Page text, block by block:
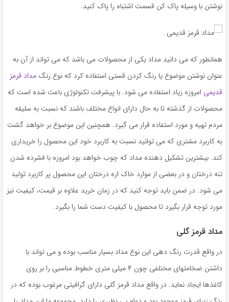
نوشتن با وسیله پاک کن قسمت اشتباه را پاک کنید.
همانطور که می دانید مداد یکی از محصولات می باشد که می تواند از آن به
عنوان نوشتن موضوع یا رنگ کردن قستی استفاده کرد که نوع رنگ مداد قرمز
قدیمی امروزه زیاد استفاده می شود. با پیشرفت تکنولوژی باعث شده است که
محصولات از گذشته تا به حال دارای انواع مختلف باشند که نسبت به سلیقه
مردم تهیه و مورد استفاده قرار می گیرد. همچنین این موضوع بر خواهد گشت
به کاربرد مشتری که می توانید نسبت به کاربرد خود این محصول را خریداری
کند. بیشترین تشکیل دهنده مداد که چوب خواهد بود امروزه با فشرده شدن
تنه درختان و در بعضی از موارد خاک اره درختان این محصول پر کاربرد تولید
می شود. در ضمن باید توجه کنید که در زمان خرید علاوه بر قیمت، کیفیت نیز
مورد توجه قرار بگیرد تا محصول با کیفیت دست شما را بگیرد.
مداد قرمز گلی
در واقع قدرت رنگ دهی این نوع مداد بسیار مناسب بوده و می تواند با
داشتن ضخامتهای مختلفی چون ۴ میلی متری خطوط مناسبی را بر روی
کاغذها ایجاد نماید. در واقع مداد قرمز گلی دارای گرافیتی مرغوب بوده که در